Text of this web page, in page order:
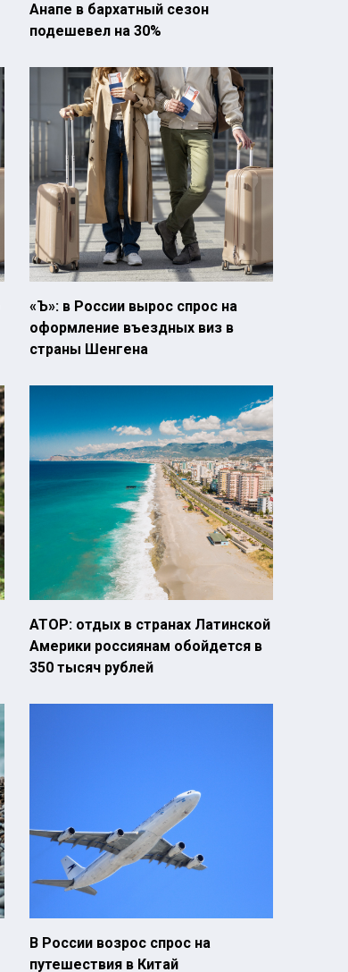
Анапе в бархатный сезон
подешевел на 30%
«Ъ»: в России вырос спрос на
оформление въездных виз в
страны Шенгена
АТОР: отдых в странах Латинской
Америки россиянам обойдется в
350 тысяч рублей
В России возрос спрос на
путешествия в Китай